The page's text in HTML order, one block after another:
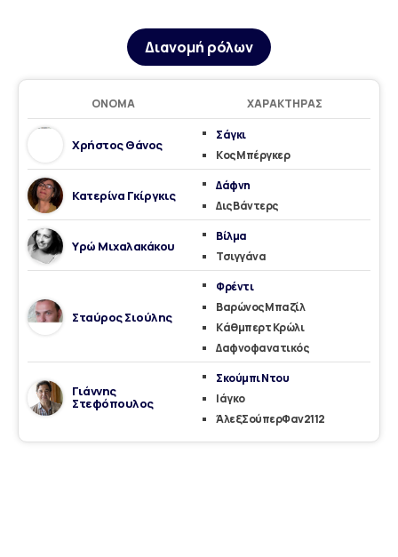
Διανομή ρόλων
ΌΝΟΜΑ ΧΑΡΑΚΤΉΡΑΣ
Χρήστος Θάνος
Σάγκι
Κος Μπέργκερ
Κατερίνα Γκίργκις
Δάφνη
Δις Βάντερς
Υρώ Μιχαλακάκου
Βίλμα
Τσιγγάνα
Σταύρος Σιούλης
Φρέντι
Βαρώνος Μπαζίλ
Κάθμπερτ Κρώλι
Δαφνοφανατικός
Γιάννης
Στεφόπουλος
Σκούμπι Ντου
Ιάγκο
ΆλεξΣούπερΦαν2112